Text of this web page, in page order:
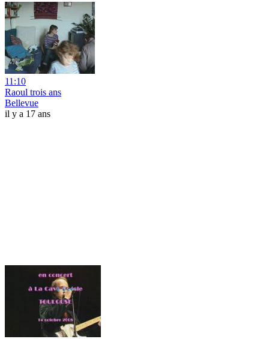
11:10
Raoul trois ans
Bellevue
il y a 17 ans